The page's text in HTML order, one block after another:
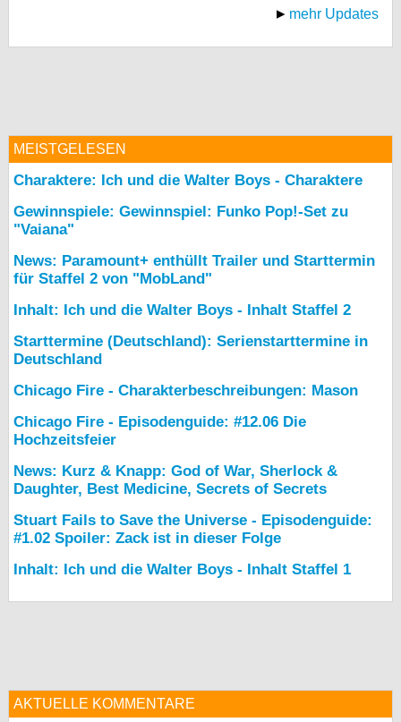
mehr Updates
MEISTGELESEN
Charaktere: Ich und die Walter Boys - Charaktere
Gewinnspiele: Gewinnspiel: Funko Pop!-Set zu
"Vaiana"
News: Paramount+ enthüllt Trailer und Starttermin
für Staffel 2 von "MobLand"
Inhalt: Ich und die Walter Boys - Inhalt Staffel 2
Starttermine (Deutschland): Serienstarttermine in
Deutschland
Chicago Fire - Charakterbeschreibungen: Mason
Chicago Fire - Episodenguide: #12.06 Die
Hochzeitsfeier
News: Kurz & Knapp: God of War, Sherlock &
Daughter, Best Medicine, Secrets of Secrets
Stuart Fails to Save the Universe - Episodenguide:
#1.02 Spoiler: Zack ist in dieser Folge
Inhalt: Ich und die Walter Boys - Inhalt Staffel 1
AKTUELLE KOMMENTARE